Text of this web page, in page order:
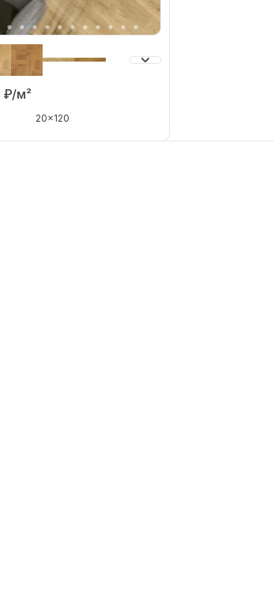
₽/м²
20x120